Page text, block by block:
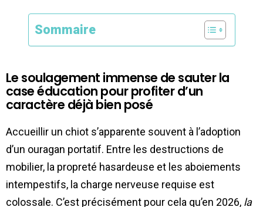
Sommaire
Le soulagement immense de sauter la
case éducation pour profiter d’un
caractère déjà bien posé
Accueillir un chiot s’apparente souvent à l’adoption
d’un ouragan portatif. Entre les destructions de
mobilier, la propreté hasardeuse et les aboiements
intempestifs, la charge nerveuse requise est
colossale. C’est précisément pour cela qu’en 2026, la